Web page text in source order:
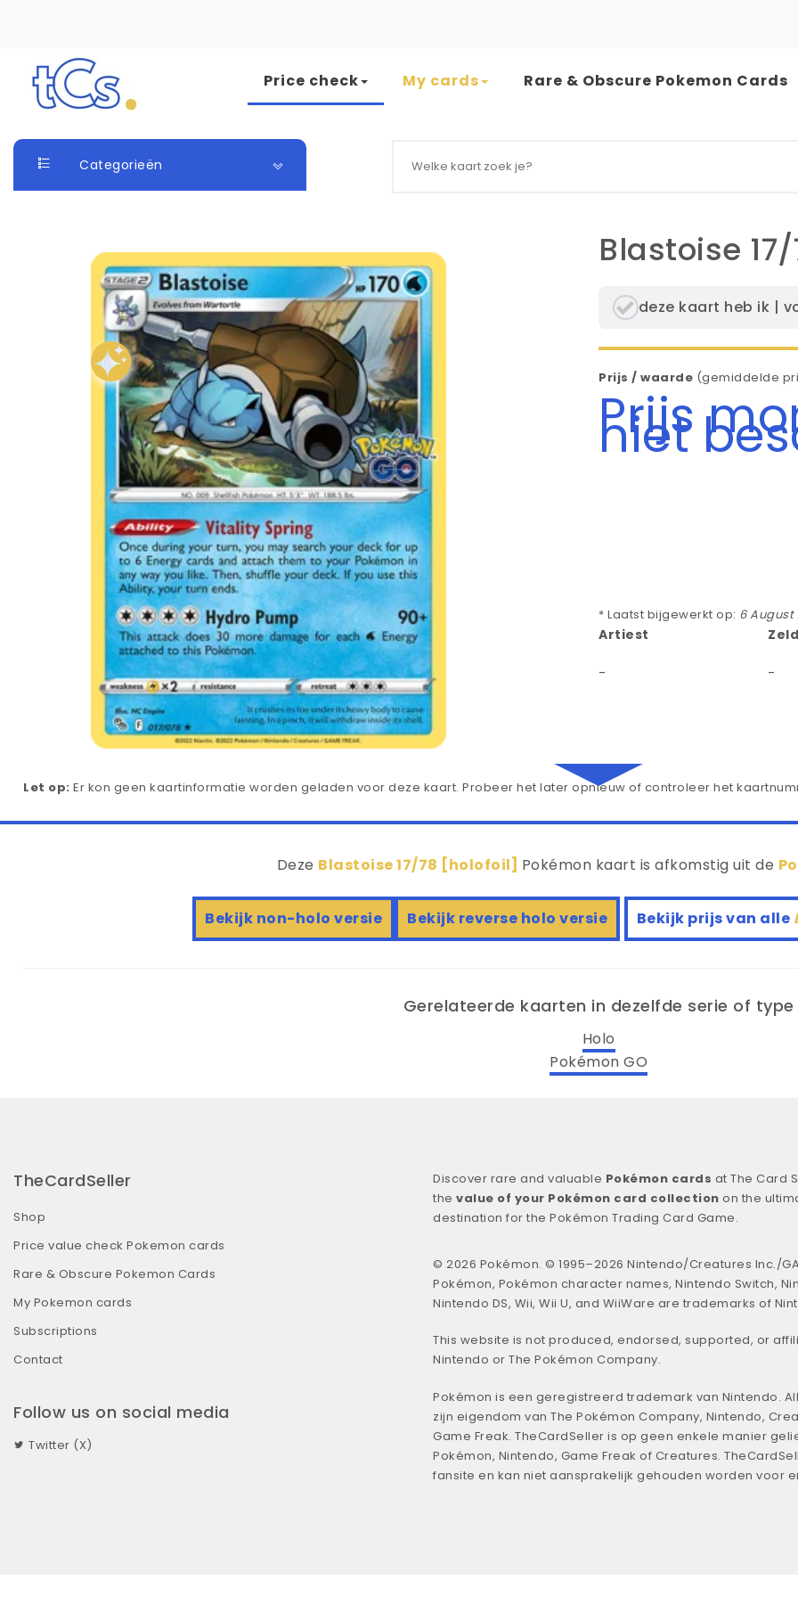
Skip to content
Price check My cards Rare & Obscure Pokemon Cards
Categorieën
Blastoise
deze kaart heb ik |
Prijs / waarde (gemiddelde
Prijs
niet
* Laatst bijgewerkt op: 6 August
Artiest
- -
Let op: Er kon geen kaartinformatie worden geladen voor deze kaart. Probeer het later opnieuw of controleer het
Deze Blastoise 17/78 [holofoil] Pokémon kaart is afkomstig uit de
Bekijk non-holo versie Bekijk reverse holo versie Bekijk prijs van alle
Gerelateerde kaarten in dezelfde serie of type
Holo
Pokémon GO
TheCardSeller
Shop
Price value check Pokemon cards
Rare & Obscure Pokemon Cards
My Pokemon cards
Subscriptions
Contact
Follow us on social media
Twitter (X)
Discover rare and valuable Pokémon cards at The Card
the value of your Pokémon card collection on the
destination for the Pokémon Trading Card Game.
© 2026 Pokémon. © 1995–2026 Nintendo/Creatures Inc./
Pokémon, Pokémon character names, Nintendo Switch,
Nintendo DS, Wii, Wii U, and WiiWare are trademarks of
This website is not produced, endorsed, supported, or
Nintendo or The Pokémon Company.
Pokémon is een geregistreerd trademark van Nintendo.
zijn eigendom van The Pokémon Company, Nintendo,
Game Freak. TheCardSeller is op geen enkele manier
Pokémon, Nintendo, Game Freak of Creatures.
fansite en kan niet aansprakelijk gehouden worden voor